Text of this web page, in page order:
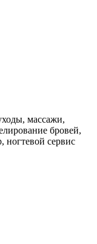
массажи,
бровей,
ногтевой сервис